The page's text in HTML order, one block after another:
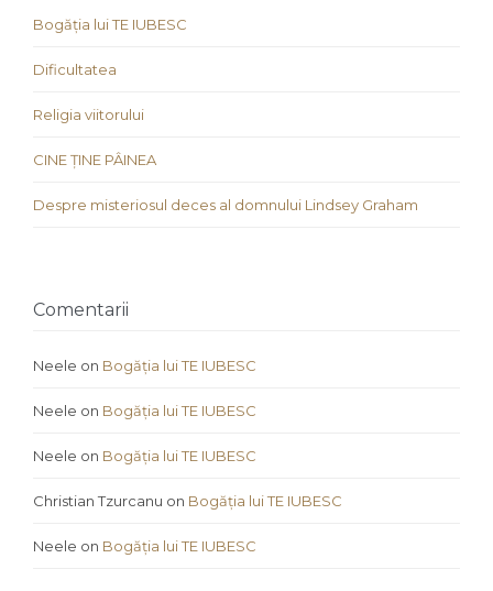
Bogăția lui TE IUBESC
Dificultatea
Religia viitorului
CINE ȚINE PÂINEA
Despre misteriosul deces al domnului Lindsey Graham
Comentarii
Neele on Bogăția lui TE IUBESC
Neele on Bogăția lui TE IUBESC
Neele on Bogăția lui TE IUBESC
Christian Tzurcanu on Bogăția lui TE IUBESC
Neele on Bogăția lui TE IUBESC